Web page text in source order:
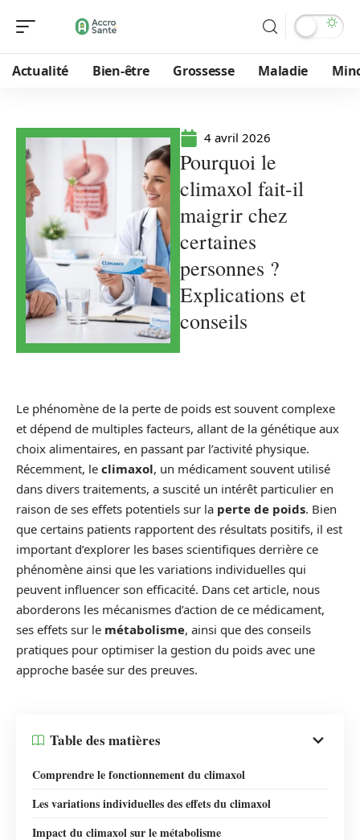
Actualité Bien-être Grossesse Maladie
4 avril 2026
Pourquoi le
climaxol fait-il
maigrir chez
certaines
personnes ?
Explications et
conseils
Le phénomène de la perte de poids est souvent complexe
et dépend de multiples facteurs, allant de la génétique aux
choix alimentaires, en passant par l’activité physique.
Récemment, le climaxol, un médicament souvent utilisé
dans divers traitements, a suscité un intérêt particulier en
raison de ses effets potentiels sur la perte de poids. Bien
que certains patients rapportent des résultats positifs, il est
important d’explorer les bases scientifiques derrière ce
phénomène ainsi que les variations individuelles qui
peuvent influencer son efficacité. Dans cet article, nous
aborderons les mécanismes d’action de ce médicament,
ses effets sur le métabolisme, ainsi que des conseils
pratiques pour optimiser la gestion du poids avec une
approche basée sur des preuves.
Table des matières
Comprendre le fonctionnement du climaxol
Les variations individuelles des effets du climaxol
Impact du climaxol sur le métabolisme